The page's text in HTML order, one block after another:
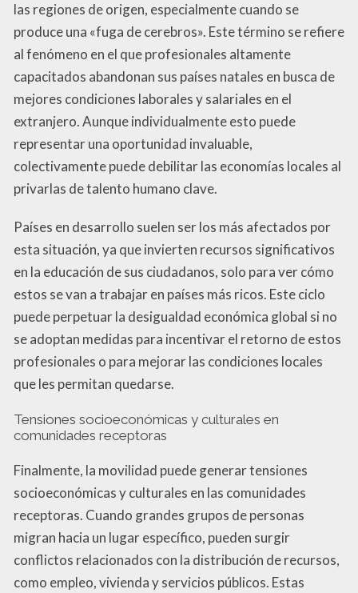
las regiones de origen, especialmente cuando se
produce una «fuga de cerebros». Este término se refiere
al fenómeno en el que profesionales altamente
capacitados abandonan sus países natales en busca de
mejores condiciones laborales y salariales en el
extranjero. Aunque individualmente esto puede
representar una oportunidad invaluable,
colectivamente puede debilitar las economías locales al
privarlas de talento humano clave.
Países en desarrollo suelen ser los más afectados por
esta situación, ya que invierten recursos significativos
en la educación de sus ciudadanos, solo para ver cómo
estos se van a trabajar en países más ricos. Este ciclo
puede perpetuar la desigualdad económica global si no
se adoptan medidas para incentivar el retorno de estos
profesionales o para mejorar las condiciones locales
que les permitan quedarse.
Tensiones socioeconómicas y culturales en
comunidades receptoras
Finalmente, la movilidad puede generar tensiones
socioeconómicas y culturales en las comunidades
receptoras. Cuando grandes grupos de personas
migran hacia un lugar específico, pueden surgir
conflictos relacionados con la distribución de recursos,
como empleo, vivienda y servicios públicos. Estas